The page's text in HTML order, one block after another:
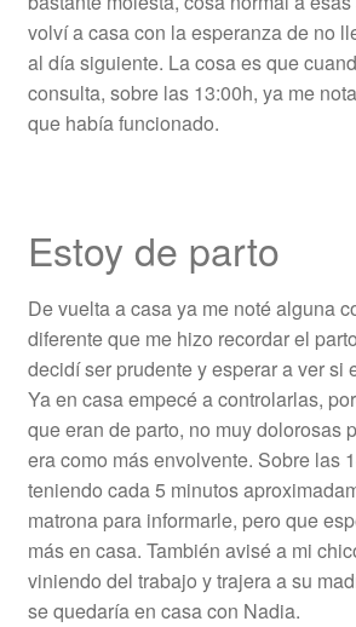
volví a casa con la esperanza de no
al día siguiente. La cosa es que
consulta, sobre las 13:00h, ya me
que había funcionado.
Estoy de parto
De vuelta a casa ya me noté alguna
diferente que me hizo recordar el
decidí ser prudente y esperar a ver si
Ya en casa empecé a controlarlas,
que eran de parto, no muy dolorosas
era como más envolvente. Sobre las
teniendo cada 5 minutos
matrona para informarle, pero que
más en casa. También avisé a mi
viniendo del trabajo y trajera a su
se quedaría en casa con Nadia.